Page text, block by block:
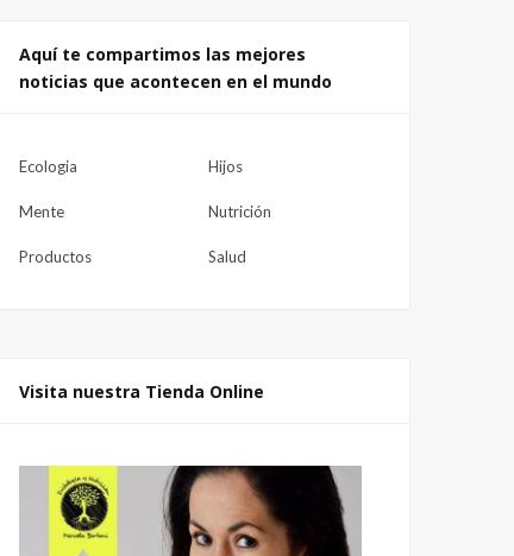
Aquí te compartimos las mejores
noticias que acontecen en el mundo
Ecologia Hijos
Mente Nutrición
Productos Salud
Visita nuestra Tienda Online